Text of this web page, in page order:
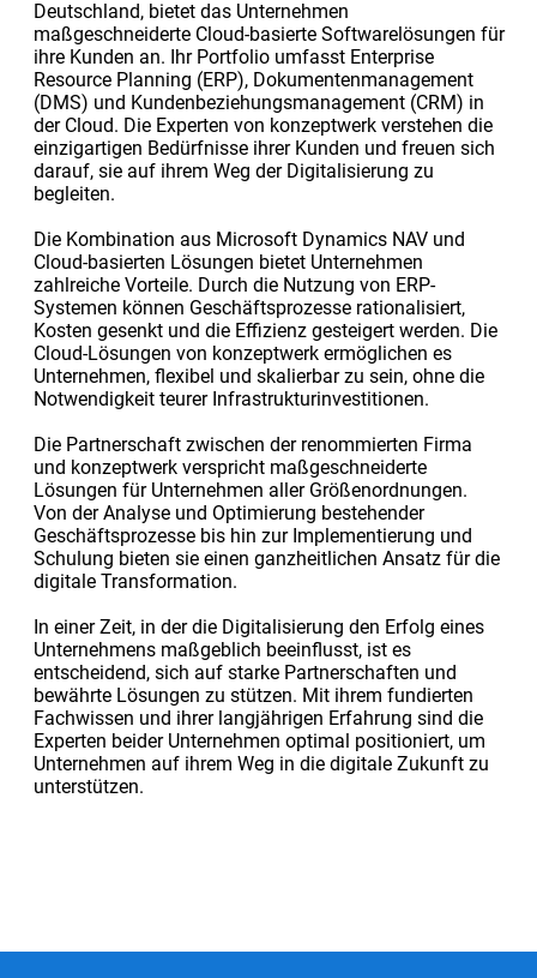
Deutschland, bietet das Unternehmen
maßgeschneiderte Cloud-basierte Softwarelösungen für
ihre Kunden an. Ihr Portfolio umfasst Enterprise
Resource Planning (ERP), Dokumentenmanagement
(DMS) und Kundenbeziehungsmanagement (CRM) in
der Cloud. Die Experten von konzeptwerk verstehen die
einzigartigen Bedürfnisse ihrer Kunden und freuen sich
darauf, sie auf ihrem Weg der Digitalisierung zu
begleiten.
Die Kombination aus Microsoft Dynamics NAV und
Cloud-basierten Lösungen bietet Unternehmen
zahlreiche Vorteile. Durch die Nutzung von ERP-
Systemen können Geschäftsprozesse rationalisiert,
Kosten gesenkt und die Effizienz gesteigert werden. Die
Cloud-Lösungen von konzeptwerk ermöglichen es
Unternehmen, flexibel und skalierbar zu sein, ohne die
Notwendigkeit teurer Infrastrukturinvestitionen.
Die Partnerschaft zwischen der renommierten Firma
und konzeptwerk verspricht maßgeschneiderte
Lösungen für Unternehmen aller Größenordnungen.
Von der Analyse und Optimierung bestehender
Geschäftsprozesse bis hin zur Implementierung und
Schulung bieten sie einen ganzheitlichen Ansatz für die
digitale Transformation.
In einer Zeit, in der die Digitalisierung den Erfolg eines
Unternehmens maßgeblich beeinflusst, ist es
entscheidend, sich auf starke Partnerschaften und
bewährte Lösungen zu stützen. Mit ihrem fundierten
Fachwissen und ihrer langjährigen Erfahrung sind die
Experten beider Unternehmen optimal positioniert, um
Unternehmen auf ihrem Weg in die digitale Zukunft zu
unterstützen.